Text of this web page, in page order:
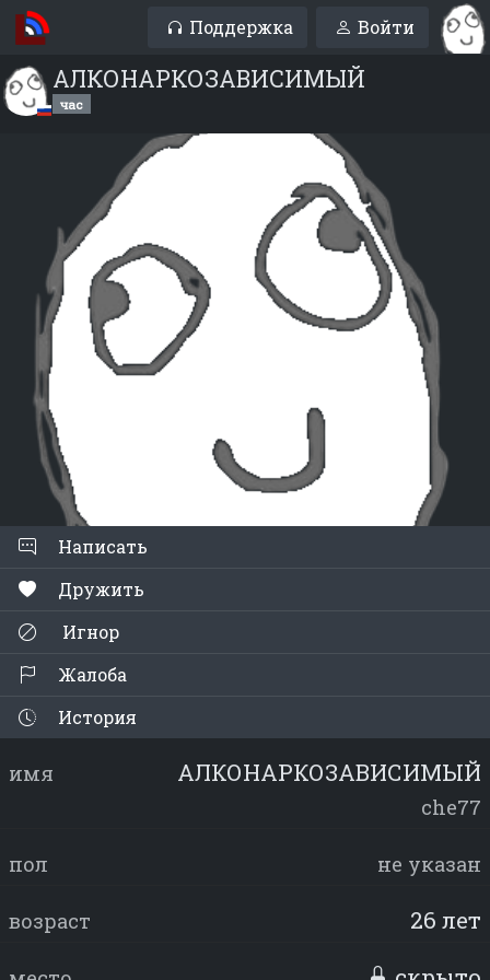
Поддержка Войти
АЛКОНАРКОЗАВИСИМЫЙ
час
Написать
Дружить
Игнор
Жалоба
История
имя АЛКОНАРКОЗАВИСИМЫЙ
che77
пол не указан
возраст 26 лет